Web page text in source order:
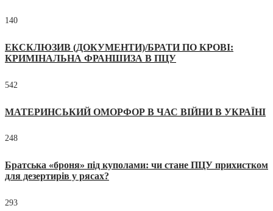
140
ЕКСКЛЮЗИВ (ДОКУМЕНТИ)/БРАТИ ПО КРОВІ:
КРИМІНАЛЬНА ФРАНШИЗА В ПЦУ
542
МАТЕРИНСЬКИЙ ОМОРФОР В ЧАС ВІЙНИ В УКРАЇНІ
248
Братська «броня» під куполами: чи стане ПЦУ прихистком
для дезертирів у рясах?
293